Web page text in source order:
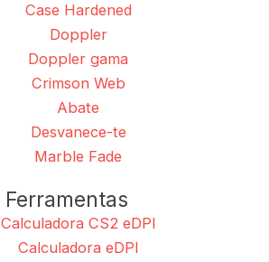
Case Hardened
Doppler
Doppler gama
Crimson Web
Abate
Desvanece-te
Marble Fade
Ferramentas
Calculadora CS2 eDPI
Calculadora eDPI